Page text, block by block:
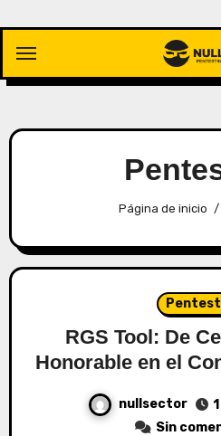
contenido
Página de inicio
RGS Tool: De
Honorable en el
nullsector
Sin